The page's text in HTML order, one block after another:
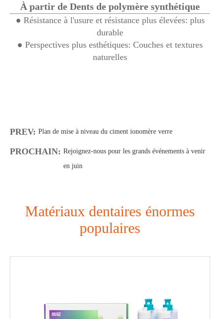
À partir de Dents de polymère synthétique
● Résistance à l'usure et résistance plus élevées: plus
durable
● Perspectives plus esthétiques: Couches et textures
naturelles
PREV: Plan de mise à niveau du ciment ionomère verre
PROCHAIN: Rejoignez-nous pour les grands événements à venir
en juin
Matériaux dentaires énormes
populaires